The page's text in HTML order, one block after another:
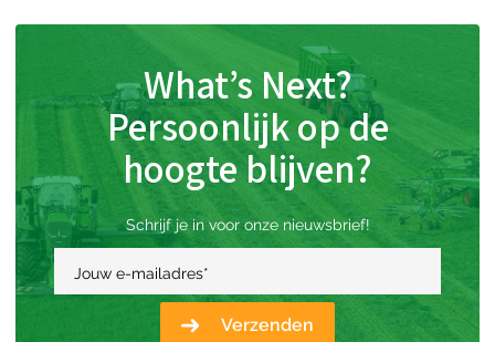
What’s Next?
Persoonlijk op de
hoogte blijven?
Schrijf je in voor onze nieuwsbrief!
Jouw e-mailadres*
Verzenden